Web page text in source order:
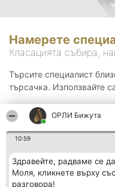
ОРЛИ Бижута
10:59
Здравейте, радваме се
Моля, кликнете върху
разговора!
Намерете
Класацията събира,
Търсите специалист
търсачка. Използвайте